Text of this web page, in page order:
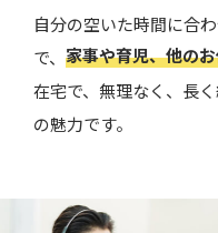
自分の空いた時間に合
で、 家事や育児、他の
在宅で、無理なく、長
の魅力です。